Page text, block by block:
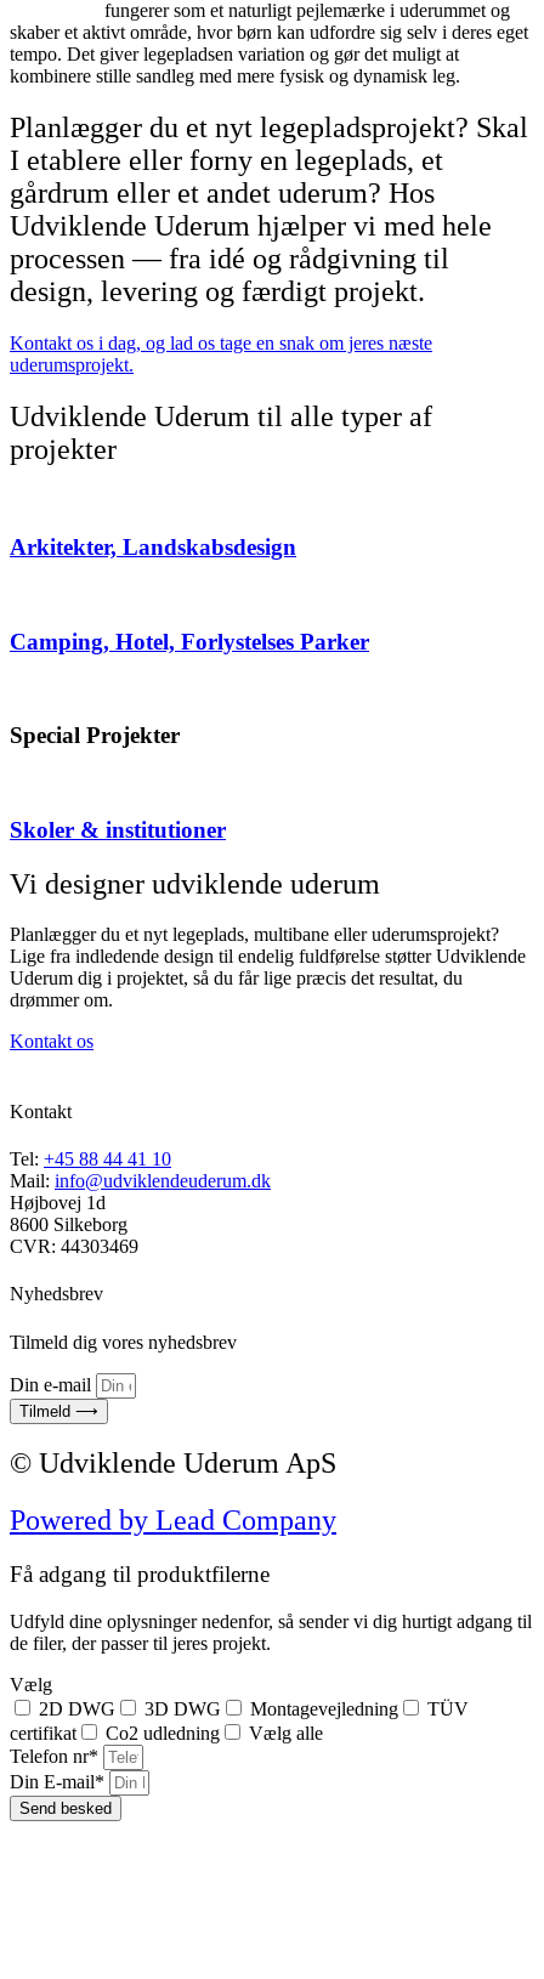
fungerer som et naturligt pejlemærke i uderummet og
skaber et aktivt område, hvor børn kan udfordre sig selv i deres eget
tempo. Det giver legepladsen variation og gør det muligt at
kombinere stille sandleg med mere fysisk og dynamisk leg.
Planlægger du et nyt legepladsprojekt? Skal
I etablere eller forny en legeplads, et
gårdrum eller et andet uderum? Hos
Udviklende Uderum hjælper vi med hele
processen — fra idé og rådgivning til
design, levering og færdigt projekt.
Kontakt os i dag, og lad os tage en snak om jeres næste
uderumsprojekt.
Udviklende Uderum til alle typer af
projekter
Arkitekter, Landskabsdesign
Camping, Hotel, Forlystelses Parker
Special Projekter
Skoler & institutioner
Vi designer udviklende uderum
Planlægger du et nyt legeplads, multibane eller uderumsprojekt?
Lige fra indledende design til endelig fuldførelse støtter Udviklende
Uderum dig i projektet, så du får lige præcis det resultat, du
drømmer om.
Kontakt os
Kontakt
Tel: +45 88 44 41 10
Mail: info@udviklendeuderum.dk
Højbovej 1d
8600 Silkeborg
CVR: 44303469
Nyhedsbrev
Tilmeld dig vores nyhedsbrev
Din e-mail
Tilmeld ⟶
© Udviklende Uderum ApS
Powered by Lead Company
Få adgang til produktfilerne
Udfyld dine oplysninger nedenfor, så sender vi dig hurtigt adgang til
de filer, der passer til jeres projekt.
Vælg
2D DWG
3D DWG Montagevejledning
TÜV
certifikat
Co2 udledning
Vælg alle
Telefon nr*
Din E-mail*
Send besked